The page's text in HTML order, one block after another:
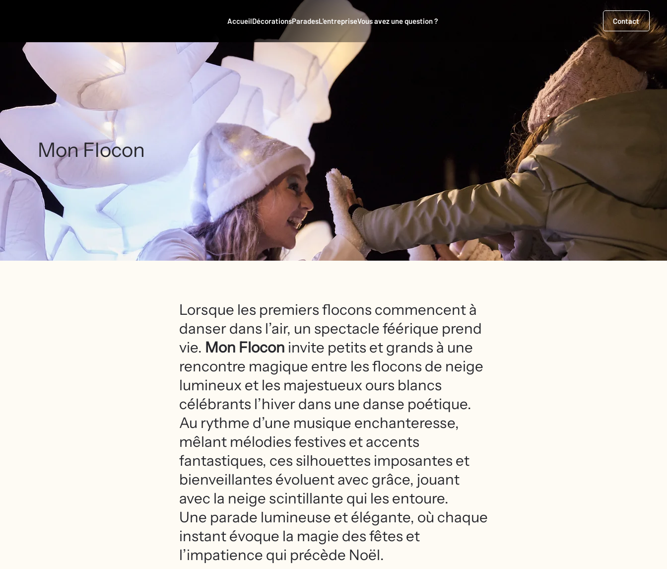
AccueilDécorationsParadesL'entrepriseVous avez une question ? Contact
Mon Flocon
Lorsque les premiers flocons commencent à
danser dans l’air, un spectacle féérique prend
vie. Mon Flocon invite petits et grands à une
rencontre magique entre les flocons de neige
lumineux et les majestueux ours blancs
célébrants l’hiver dans une danse poétique.
Au rythme d’une musique enchanteresse,
mêlant mélodies festives et accents
fantastiques, ces silhouettes imposantes et
bienveillantes évoluent avec grâce, jouant
avec la neige scintillante qui les entoure.
Une parade lumineuse et élégante, où chaque
instant évoque la magie des fêtes et
l’impatience qui précède Noël.